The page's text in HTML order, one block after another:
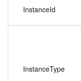
InstanceId
InstanceType